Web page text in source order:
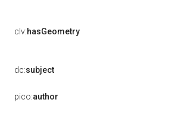
clv:hasGeometry
dc:subject
pico:author